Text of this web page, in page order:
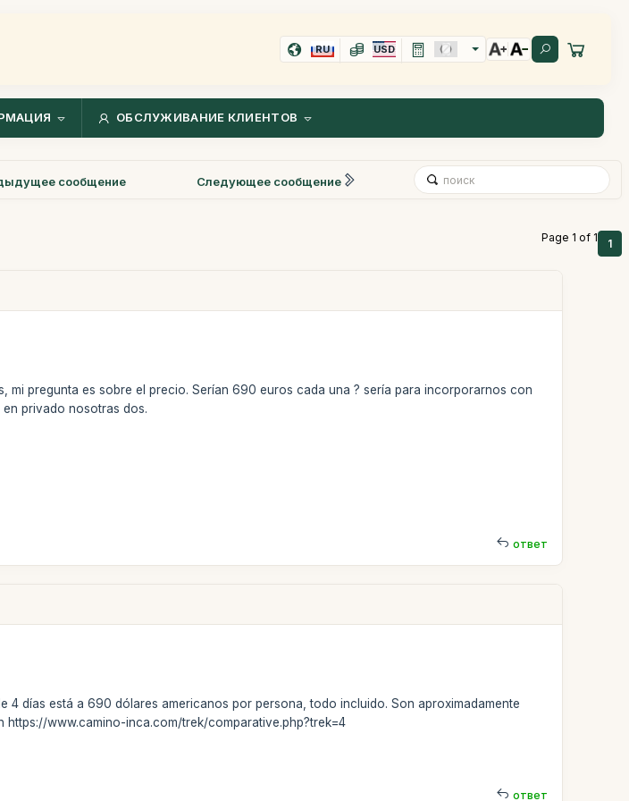
RU USD
ОБСЛУЖИВАНИЕ КЛИЕНТОВ
сообщение Следующее сообщение
Page 1 of 1 1
mi pregunta es sobre el precio. Serían 690 euros cada una ? sería para incorporarnos con
privado nosotras dos.
ответ
4 días está a 690 dólares americanos por persona, todo incluido. Son aproximadamente
www.camino-inca.com/trek/comparative.php?trek=4
ответ